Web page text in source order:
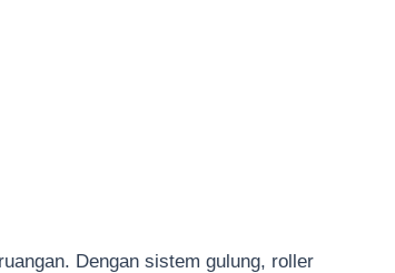
Dengan sistem gulung, roller